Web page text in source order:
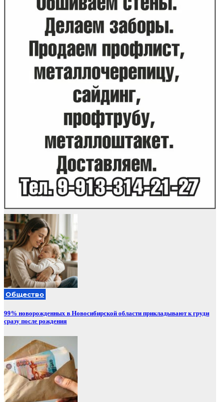
Общество
99% новорожденных в Новосибирской области прикладывают к груди
сразу после рождения